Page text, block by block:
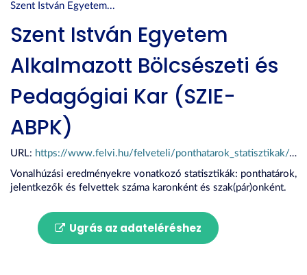
Szent István Egyetem...
Ugrás az adateléréshez
Szent István Egyetem
Alkalmazott Bölcsészeti és
Pedagógiai Kar (SZIE-
ABPK)
URL: https://www.felvi.hu/felveteli/ponthatarok_statisztikak/elmult_evek/!ElmultEvek/index.php/elmult_evek_statisztikai/ponthatarok/excel?filters%5Bsta_int_id%5D=37&filters%5Bsta_kar_id%5D=264&filters%5Bsta_ev%5D=&orderBy=sta_ev&sortingBy=DESC
Vonalhúzási eredményekre vonatkozó statisztikák: ponthatárok,
jelentkezők és felvettek száma karonként és szak(pár)onként.